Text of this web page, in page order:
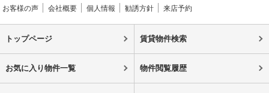
お客様の声
会社概要 個人情報 勧誘方針 来店予約
トップページ 賃貸物件検索
お気に入り物件一覧 物件閲覧履歴